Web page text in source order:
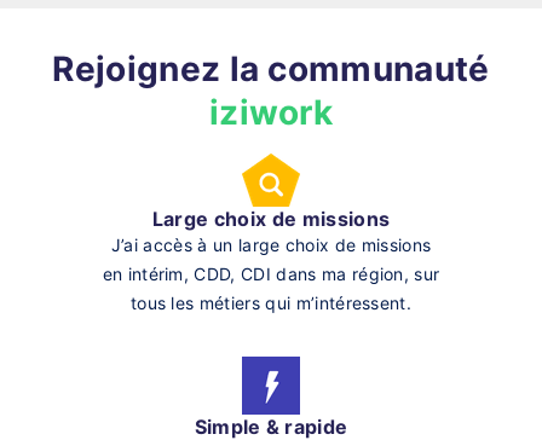
Rejoignez la communauté
iziwork
Large choix de missions
J’ai accès à un large choix de missions
en intérim, CDD, CDI dans ma région, sur
tous les métiers qui m’intéressent.
Simple & rapide